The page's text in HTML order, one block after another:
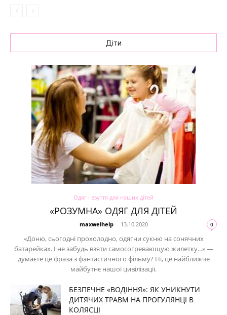
Діти
Одяг і взуття для наших дітей
«РОЗУМНА» ОДЯГ ДЛЯ ДІТЕЙ
maxwelhelp - 13.10.2020 0
«Доню, сьогодні прохолодно, одягни сукню на сонячних
батарейках. І не забудь взяти самосогревающую жилетку...» —
думаєте це фраза з фантастичного фільму? Ні, це найближче
майбутнє нашої цивілізації.
БЕЗПЕЧНЕ «ВОДІННЯ»: ЯК УНИКНУТИ
ДИТЯЧИХ ТРАВМ НА ПРОГУЛЯНЦІ В
КОЛЯСЦІ